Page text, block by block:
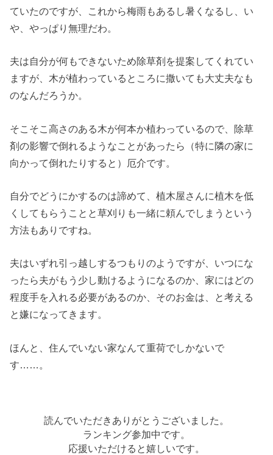
ていたのですが、これから梅雨もあるし暑くなるし、い
や、やっぱり無理だわ。
夫は自分が何もできないため除草剤を提案してくれてい
ますが、木が植わっているところに撒いても大丈夫なも
のなんだろうか。
そこそこ高さのある木が何本か植わっているので、除草
剤の影響で倒れるようなことがあったら（特に隣の家に
向かって倒れたりすると）厄介です。
自分でどうにかするのは諦めて、植木屋さんに植木を低
くしてもらうことと草刈りも一緒に頼んでしまうという
方法もありですね。
夫はいずれ引っ越しするつもりのようですが、いつにな
ったら夫がもう少し動けるようになるのか、家にはどの
程度手を入れる必要があるのか、そのお金は、と考える
と嫌になってきます。
ほんと、住んでいない家なんて重荷でしかないで
す……。
読んでいただきありがとうございました。
ランキング参加中です。
応援いただけると嬉しいです。